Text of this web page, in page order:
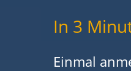
In 3
Einmal